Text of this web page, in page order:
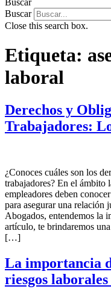
Buscar
Buscar
Close this search box.
Etiqueta:
laboral
Derechos y
Trabajadores:
¿Conoces cuáles son los
trabajadores? En el ámbito
empleadores deben
para asegurar una
Abogados, entendemos la
artículo, te brindaremos
[…]
La importancia
riesgos